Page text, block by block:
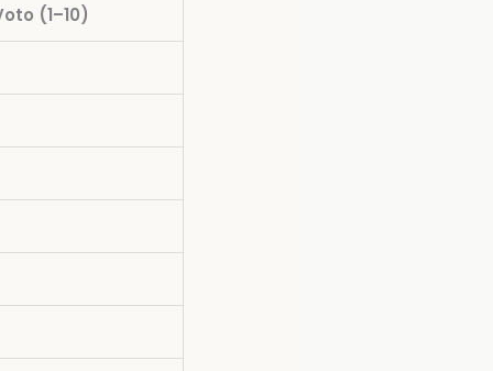
(1–10)